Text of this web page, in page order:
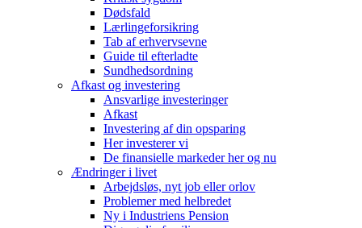
Dødsfald
Lærlingeforsikring
Tab af erhvervsevne
Guide til efterladte
Sundhedsordning
Afkast og investering
Ansvarlige investeringer
Afkast
Investering af din opsparing
Her investerer vi
De finansielle markeder her og nu
Ændringer i livet
Arbejdsløs, nyt job eller orlov
Problemer med helbredet
Ny i Industriens Pension